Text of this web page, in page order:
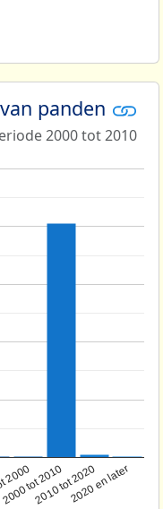
panden
2000 tot 2010
2000 tot 20102010 tot 20202020 en later